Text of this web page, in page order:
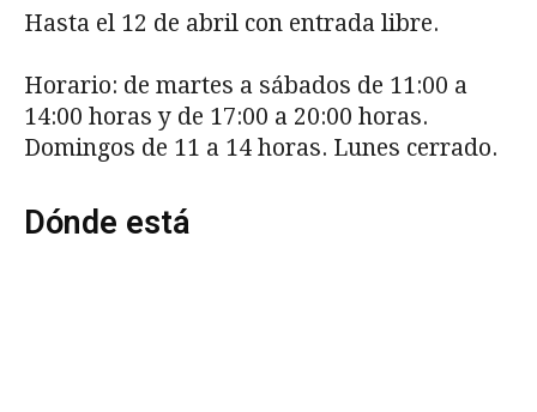
Hasta el 12 de abril con entrada libre.
Horario: de martes a sábados de 11:00 a
14:00 horas y de 17:00 a 20:00 horas.
Domingos de 11 a 14 horas. Lunes cerrado.
Dónde está